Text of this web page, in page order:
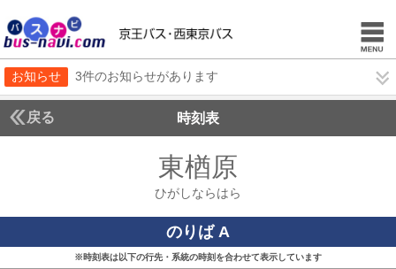
お知らせ 3件のお知らせがあります
戻る 時刻表
東楢原
ひがしならはら
のりば A
※時刻表は以下の行先・系統の時刻を合わせて表示しています